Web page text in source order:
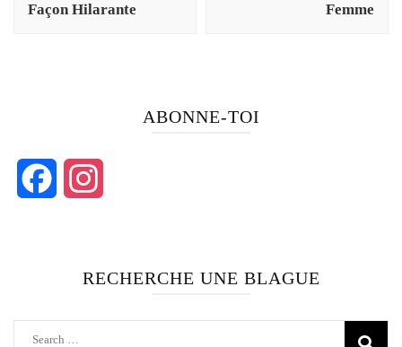
Façon Hilarante
Femme
ABONNE-TOI
Facebook
RECHERCHE UNE BLAGUE
Search